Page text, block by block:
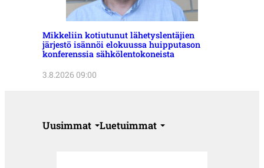
Mikkeliin kotiutunut lähetyslentäjien
järjestö isännöi elokuussa huipputason
konferenssia sähkölentokoneista
3.8.2026 09:00
Uusimmat Luetuimmat